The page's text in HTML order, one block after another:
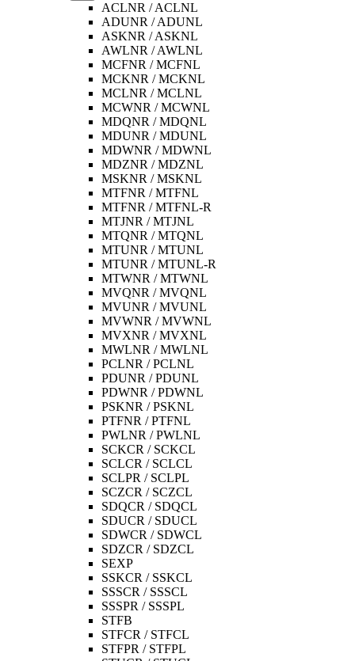
ACLNR / ACLNL
ADUNR / ADUNL
ASKNR / ASKNL
AWLNR / AWLNL
MCFNR / MCFNL
MCKNR / MCKNL
MCLNR / MCLNL
MCWNR / MCWNL
MDQNR / MDQNL
MDUNR / MDUNL
MDWNR / MDWNL
MDZNR / MDZNL
MSKNR / MSKNL
MTFNR / MTFNL
MTFNR / MTFNL-R
MTJNR / MTJNL
MTQNR / MTQNL
MTUNR / MTUNL
MTUNR / MTUNL-R
MTWNR / MTWNL
MVQNR / MVQNL
MVUNR / MVUNL
MVWNR / MVWNL
MVXNR / MVXNL
MWLNR / MWLNL
PCLNR / PCLNL
PDUNR / PDUNL
PDWNR / PDWNL
PSKNR / PSKNL
PTFNR / PTFNL
PWLNR / PWLNL
SCKCR / SCKCL
SCLCR / SCLCL
SCLPR / SCLPL
SCZCR / SCZCL
SDQCR / SDQCL
SDUCR / SDUCL
SDWCR / SDWCL
SDZCR / SDZCL
SEXP
SSKCR / SSKCL
SSSCR / SSSCL
SSSPR / SSSPL
STFB
STFCR / STFCL
STFPR / STFPL